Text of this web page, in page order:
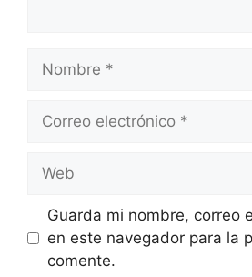
electrónico
Guarda mi nombre, correo
en este navegador para la
comente.